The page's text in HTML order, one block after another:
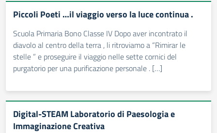
Piccoli Poeti …il viaggio verso la luce continua .
Scuola Primaria Bono Classe IV Dopo aver incontrato il
diavolo al centro della terra , li ritroviamo a “Rimirar le
stelle ” e proseguire il viaggio nelle sette cornici del
purgatorio per una purificazione personale . […]
Digital-STEAM Laboratorio di Paesologia e
Immaginazione Creativa